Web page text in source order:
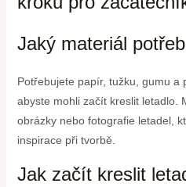
Jaký materiál
Potřebujete papír, tužku, gumu a
abyste mohli začít kreslit letadlo.
obrázky nebo fotografie letadel,
inspirace při tvorbě.
Jak začít kreslit